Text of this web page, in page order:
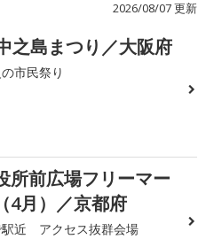
2026/08/07 更新
之島まつり／大阪府
市民祭り
所前広場フリーマー
4月）／京都府
駅近 アクセス抜群会場